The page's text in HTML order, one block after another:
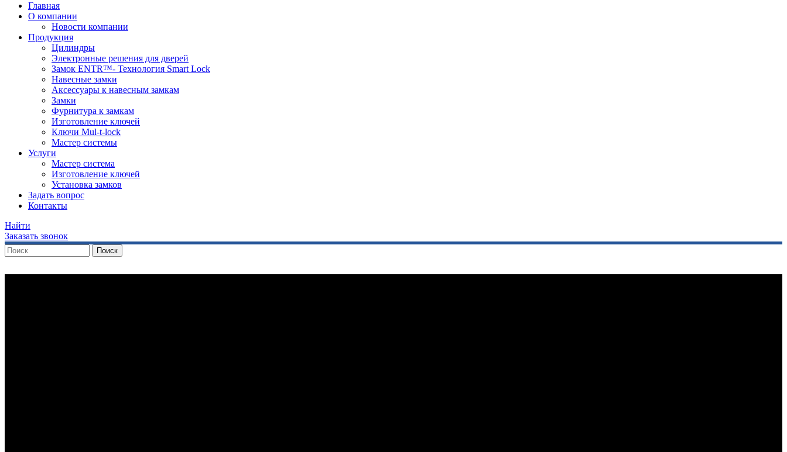
Главная
О компании
Новости компании
Продукция
Цилиндры
Электронные решения для дверей
Замок ENTR™- Технология Smart Lock
Навесные замки
Аксессуары к навесным замкам
Замки
Фурнитура к замкам
Изготовление ключей
Ключи Mul-t-lock
Мастер системы
Услуги
Мастер система
Изготовление ключей
Установка замков
​Задать вопрос
Контакты
Найти
Заказать звонок